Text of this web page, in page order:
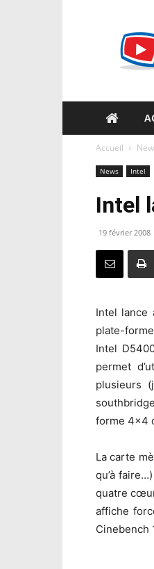
Accueil
News Intel
Intel
19 février 2008
Intel lance
plate-
Intel
permet
plusieurs
forme 4×4
La carte
qu’à
quatre
affiche
Cinebench